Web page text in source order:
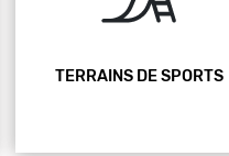
TERRAINS DE SPORTS